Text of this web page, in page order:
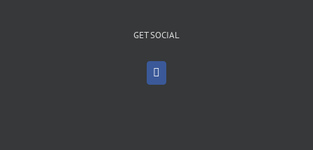
GET SOCIAL